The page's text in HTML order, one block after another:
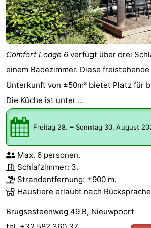
Comfort Lodge 6 verfügt über drei
einem Badezimmer. Diese
Unterkunft von ±50m² bietet Platz für
Die Küche ist unter ...
Freitag 28. – Sonntag 30. August
Max. 6 personen.
Schlafzimmer: 3.
Strandentfernung: ±900 m.
Haustiere erlaubt nach
Brugsesteenweg 49 B, Nieuwpoort